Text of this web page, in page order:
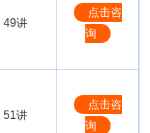
49讲
点击咨
询
51讲
点击咨
询